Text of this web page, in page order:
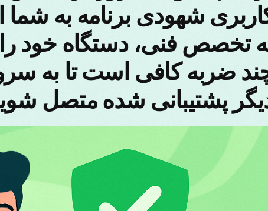
شهودی برنامه به شما
تخصص فنی، دستگاه خود را
ضربه کافی است تا به
پشتیبانی شده متصل